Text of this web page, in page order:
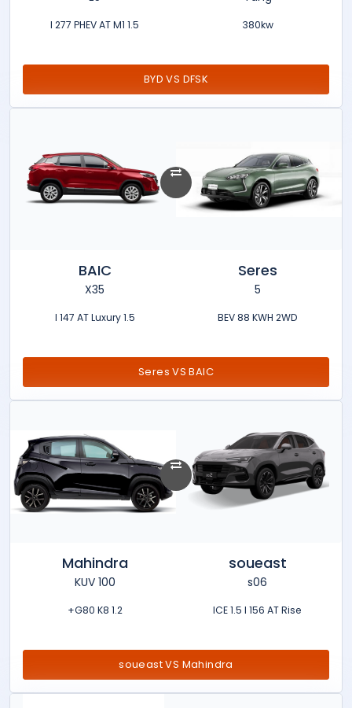
380kw
1.5 l 277 PHEV AT M1
BYD VS DFSK
Seres
BEV 88 KWH 2WD
BAIC
X35
1.5 l 147 AT Luxury
Seres VS BAIC
soueast
s06
ICE 1.5 l 156 AT Rise
Mahindra
KUV 100
1.2 G80 K8+
soueast VS Mahindra